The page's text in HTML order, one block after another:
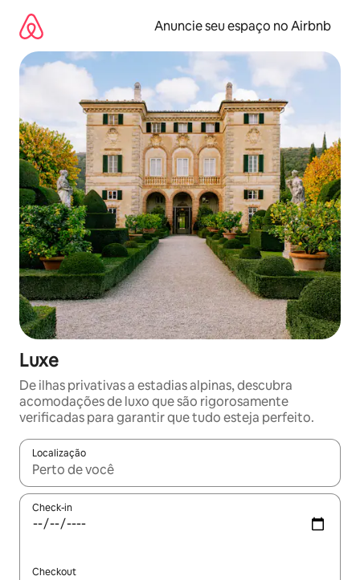
para
conteúdo
Anuncie seu espaço no Airbnb
Luxe
De ilhas privativas a estadias alpinas, descubra
acomodações de luxo que são rigorosamente
verificadas para garantir que tudo esteja perfeito.
Localização
Quando os resultados estiverem disponíveis, explore-os
Check-in
Checkout